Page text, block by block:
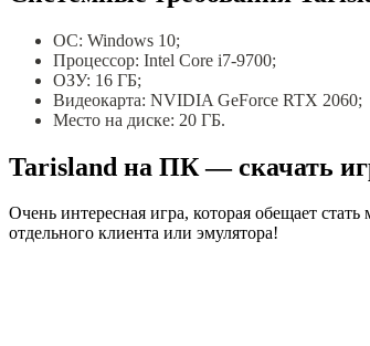
ОС: Windows 10;
Процессор: Intel Core i7-9700;
ОЗУ: 16 ГБ;
Видеокарта: NVIDIA GeForce RTX 2060;
Место на диске: 20 ГБ.
Tarisland на ПК — скачать
Очень интересная игра, которая обещает
отдельного клиента или эмулятора!